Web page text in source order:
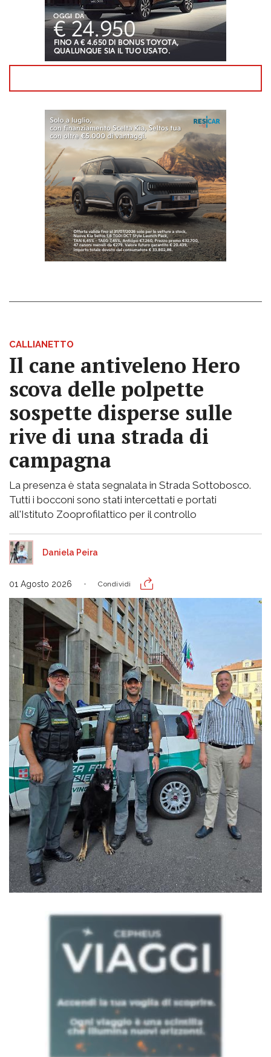
CALLIANETTO
Il cane antiveleno Hero
scova delle polpette
sospette disperse sulle
rive di una strada di
campagna
La presenza è stata segnalata in Strada Sottobosco.
Tutti i bocconi sono stati intercettati e portati
all'Istituto Zooprofilattico per il controllo
Daniela Peira
01 Agosto 2026 Condividi